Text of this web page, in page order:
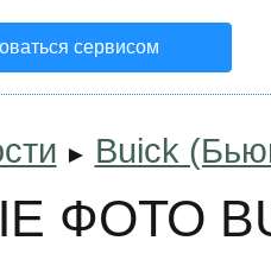
сервисом
► Buick
ФОТО